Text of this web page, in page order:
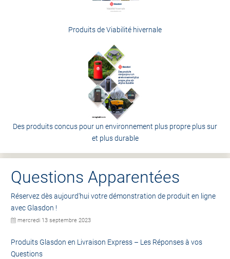
Produits de Viabilité hivernale
Des produits concus pour un environnement plus propre plus sur
et plus durable
Questions Apparentées
Réservez dès aujourd'hui votre démonstration de produit en ligne
avec Glasdon !
mercredi 13 septembre 2023
Produits Glasdon en Livraison Express – Les Réponses à vos
Questions